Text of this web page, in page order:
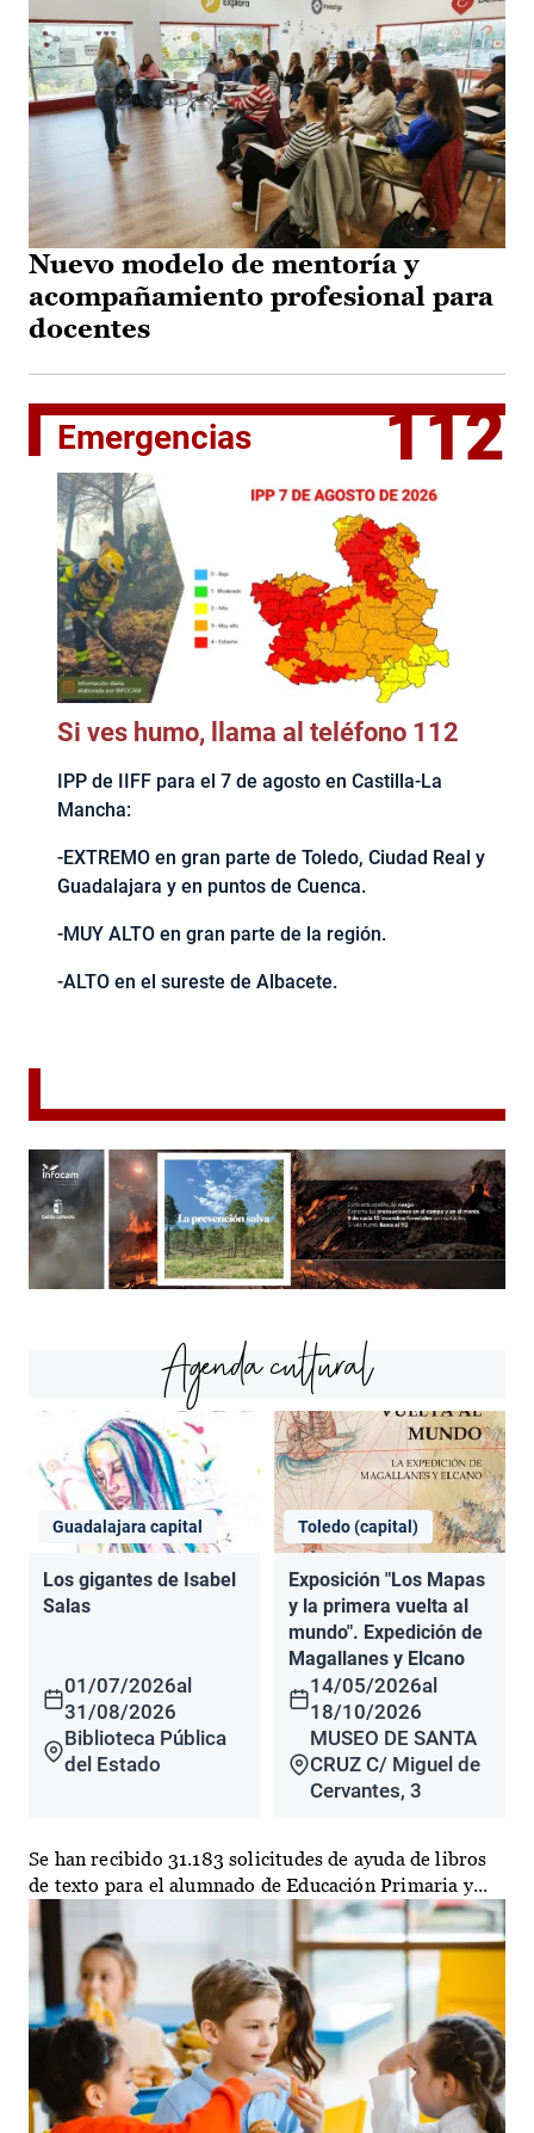
Nuevo modelo de mentoría y
acompañamiento profesional para
docentes
Emergencias 112
Si ves humo, llama al teléfono 112
IPP de IIFF para el 7 de agosto en Castilla-La
Mancha:
-EXTREMO en gran parte de Toledo, Ciudad Real y
Guadalajara y en puntos de Cuenca.
-MUY ALTO en gran parte de la región.
-ALTO en el sureste de Albacete.
Agenda cultural
Guadalajara capital
Los gigantes de Isabel
Salas
01/07/2026al
31/08/2026
Biblioteca Pública
del Estado
Toledo (capital)
Exposición "Los Mapas
y la primera vuelta al
mundo". Expedición de
Magallanes y Elcano
14/05/2026al
18/10/2026
MUSEO DE SANTA
CRUZ C/ Miguel de
Cervantes, 3
Se han recibido 31.183 solicitudes de ayuda de libros
de texto para el alumnado de Educación Primaria y...